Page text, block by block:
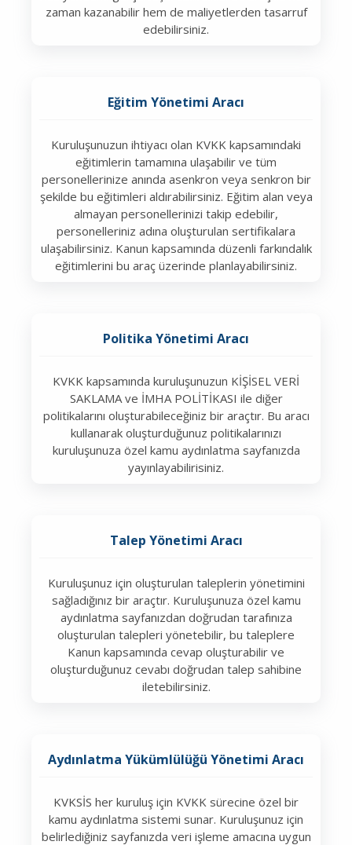
zaman kazanabilir hem de maliyetlerden tasarruf
edebilirsiniz.
Eğitim Yönetimi Aracı
Kuruluşunuzun ihtiyacı olan KVKK kapsamındaki
eğitimlerin tamamına ulaşabilir ve tüm
personellerinize anında asenkron veya senkron bir
şekilde bu eğitimleri aldırabilirsiniz. Eğitim alan veya
almayan personellerinizi takip edebilir,
personelleriniz adına oluşturulan sertifikalara
ulaşabilirsiniz. Kanun kapsamında düzenli farkındalık
eğitimlerini bu araç üzerinde planlayabilirsiniz.
Politika Yönetimi Aracı
KVKK kapsamında kuruluşunuzun KİŞİSEL VERİ
SAKLAMA ve İMHA POLİTİKASI ile diğer
politikalarını oluşturabileceğiniz bir araçtır. Bu aracı
kullanarak oluşturduğunuz politikalarınızı
kuruluşunuza özel kamu aydınlatma sayfanızda
yayınlayabilirisiniz.
Talep Yönetimi Aracı
Kuruluşunuz için oluşturulan taleplerin yönetimini
sağladığınız bir araçtır. Kuruluşunuza özel kamu
aydınlatma sayfanızdan doğrudan tarafınıza
oluşturulan talepleri yönetebilir, bu taleplere
Kanun kapsamında cevap oluşturabilir ve
oluşturduğunuz cevabı doğrudan talep sahibine
iletebilirsiniz.
Aydınlatma Yükümlülüğü Yönetimi Aracı
KVKSİS her kuruluş için KVKK sürecine özel bir
kamu aydınlatma sistemi sunar. Kuruluşunuz için
belirlediğiniz sayfanızda veri işleme amacına uygun